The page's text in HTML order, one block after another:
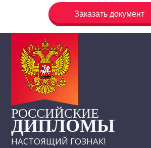
Заказать документ
РОССИЙСКИЕ
ДИПЛОМЫ
НАСТОЯЩИЙ ГОЗНАК!